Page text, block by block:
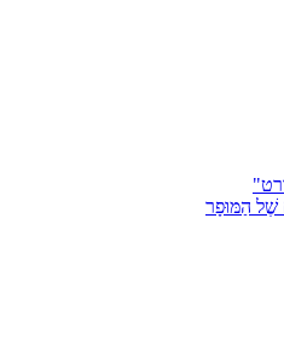
שֶׁל הַמּוּפָר